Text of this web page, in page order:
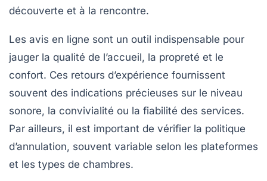
découverte et à la rencontre.
Les avis en ligne sont un outil indispensable pour
jauger la qualité de l’accueil, la propreté et le
confort. Ces retours d’expérience fournissent
souvent des indications précieuses sur le niveau
sonore, la convivialité ou la fiabilité des services.
Par ailleurs, il est important de vérifier la politique
d’annulation, souvent variable selon les plateformes
et les types de chambres.